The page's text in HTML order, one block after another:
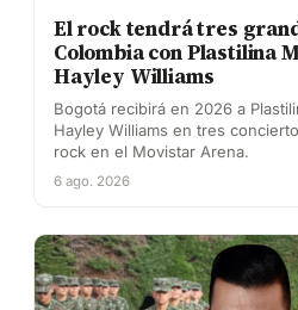
El rock tendrá tres
Colombia con Plastilina
Hayley Williams
Bogotá recibirá en 2026 a
Hayley Williams en tres
rock en el Movistar Arena.
6 ago. 2026